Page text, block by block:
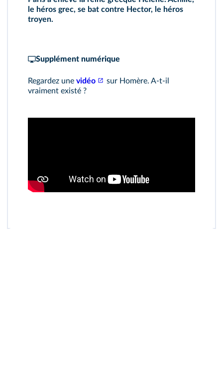
le héros grec, se bat contre Hector, le héros
troyen.
Supplément numérique
Regardez une vidéo
sur Homère. A‑t‑il
vraiment existé ?